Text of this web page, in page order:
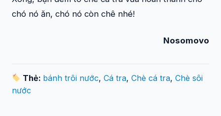
chó nó ăn, chó nó còn chê nhé!
Nosomovo
Thẻ: bánh trôi nước,Cá tra,Chè cá tra,Chè sôi
nước